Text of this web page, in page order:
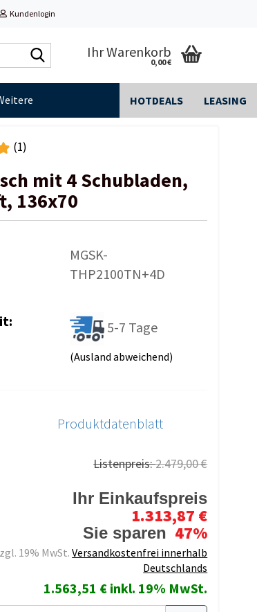
Kundenlogin
durchsuchen...
Ihr Warenkorb
0,00 €
HOTDEALS LEASING
(1)
mit 4 Schubladen,
136x70
MGSK-
THP2100TN+4D
5-7 Tage
(Ausland abweichend)
Produktdatenblatt
Listenpreis:2.479,00 €
Ihr Einkaufspreis
1.313,87 €
Sie sparen 47%
19% MwSt.Versandkostenfrei innerhalb
Deutschlands
1.563,51 € inkl. 19% MwSt.